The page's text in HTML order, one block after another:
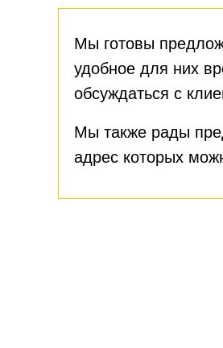
Мы готовы
удобное для них
обсуждаться с
Мы также рады
адрес которых